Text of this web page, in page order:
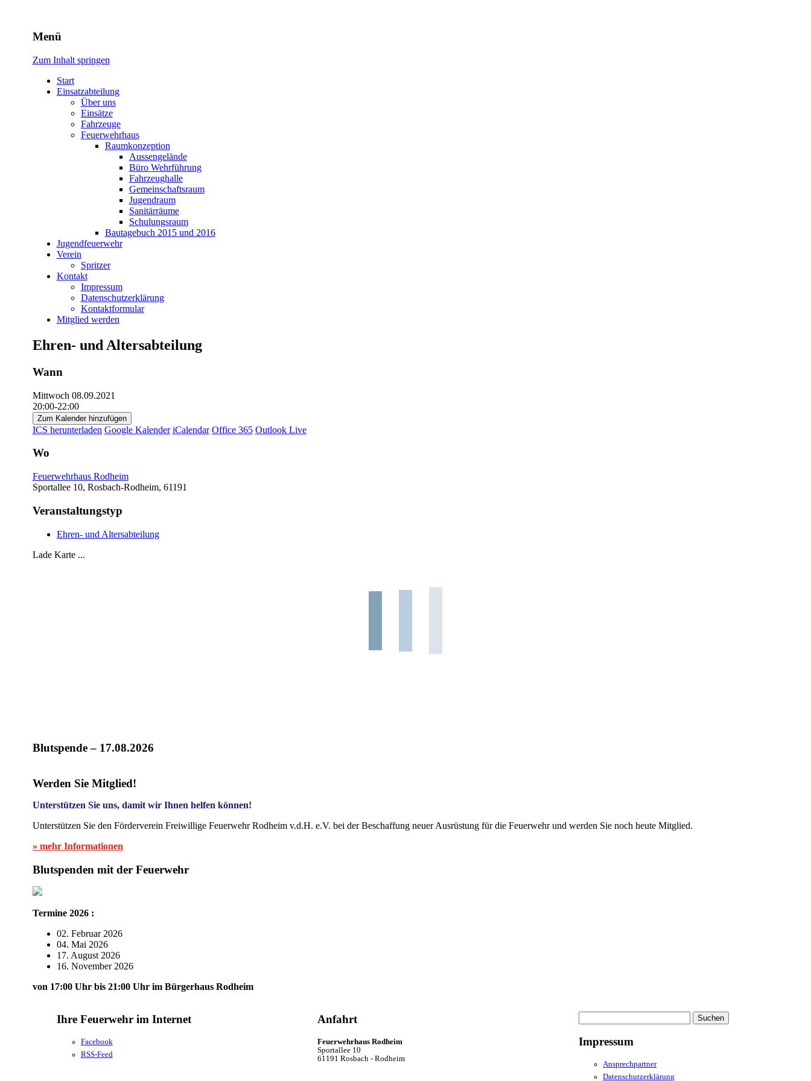
Freiwillige Feuerwehr Rodheim v.d.H.
Menü
Zum Inhalt springen
Start
Einsatzabteilung
Über uns
Einsätze
Fahrzeuge
Feuerwehrhaus
Raumkonzeption
Aussengelände
Büro Wehrführung
Fahrzeughalle
Gemeinschaftsraum
Jugendraum
Sanitärräume
Schulungsraum
Bautagebuch 2015 und 2016
Jugendfeuerwehr
Verein
Spritzer
Kontakt
Impressum
Datenschutzerklärung
Kontaktformular
Mitglied werden
Ehren- und Altersabteilung
Wann
Mittwoch 08.09.2021
20:00-22:00
Zum Kalender hinzufügen
ICS herunterladen Google Kalender iCalendar Office 365 Outlook Live
Wo
Feuerwehrhaus Rodheim
Sportallee 10, Rosbach-Rodheim, 61191
Veranstaltungstyp
Ehren- und Altersabteilung
Lade Karte ...
Blutspende – 17.08.2026
Werden Sie Mitglied!
Unterstützen Sie uns, damit wir Ihnen helfen können!
Unterstützen Sie den Förderverein Freiwillige Feuerwehr Rodheim v.d.H. e.V. bei der Beschaffung neuer Ausrüstung für die Feuerwehr und werden Sie noch heute Mitglied.
» mehr Informationen
Blutspenden mit der Feuerwehr
Termine 2026 :
02. Februar 2026
04. Mai 2026
17. August 2026
16. November 2026
von 17:00 Uhr bis 21:00 Uhr im Bürgerhaus Rodheim
Ihre Feuerwehr im Internet
Facebook
RSS-Feed
Anfahrt
Feuerwehrhaus Rodheim
Sportallee 10
61191 Rosbach - Rodheim
nach:
Impressum
Ansprechpartner
Datenschutzerklärung